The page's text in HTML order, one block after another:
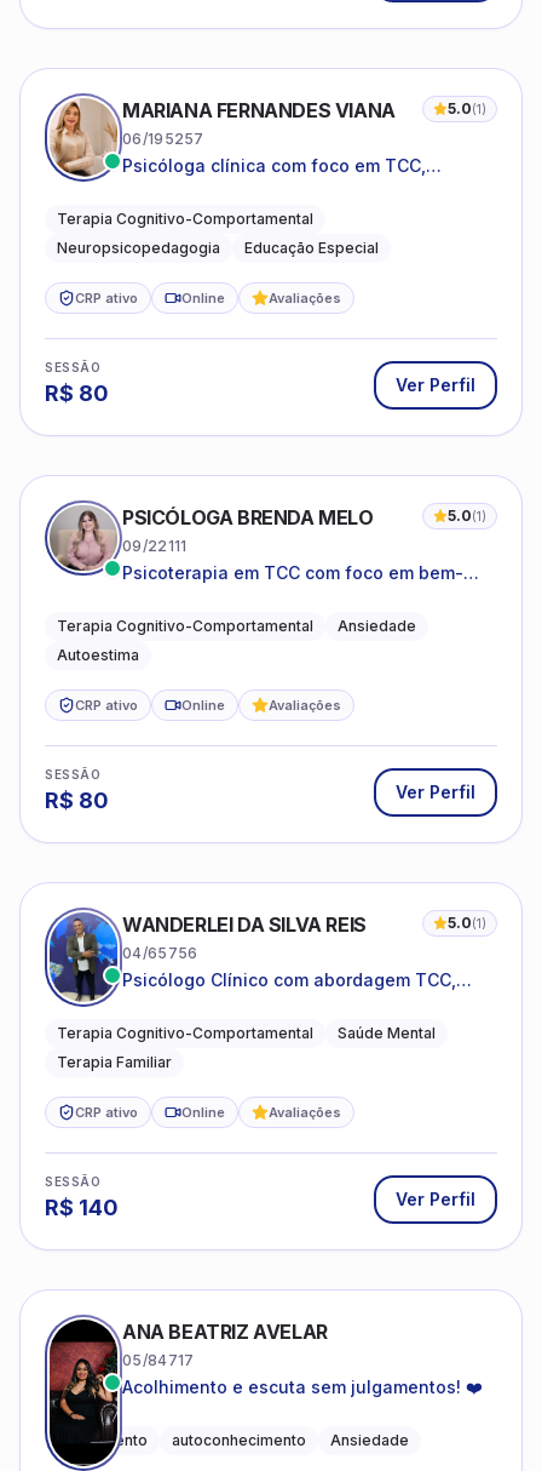
MARIANA FERNANDES VIANA 5.0(1)
06/195257
Psicóloga clínica com foco em TCC,
do neurodesenvolvimento.
Terapia Cognitivo-Comportamental
Neuropsicopedagogia
Educação Especial
CRP ativo Online Avaliações
SESSÃO
R$ 80 Ver Perfil
PSICÓLOGA BRENDA MELO 5.0(1)
09/22111
Psicoterapia em TCC com foco em bem-
o cotidiano
Terapia Cognitivo-Comportamental
Ansiedade
Autoestima
CRP ativo Online Avaliações
SESSÃO
R$ 80 Ver Perfil
WANDERLEI DA SILVA REIS 5.0(1)
04/65756
Psicólogo Clínico com abordagem TCC,
sistêmica
Terapia Cognitivo-Comportamental
Saúde Mental
Terapia Familiar
CRP ativo Online Avaliações
SESSÃO
R$ 140 Ver Perfil
ANA BEATRIZ AVELAR
05/84717
Acolhimento e escuta sem julgamentos! ❤️
Acolhimento autoconhecimento Ansiedade